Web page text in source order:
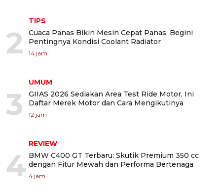
2
TIPS
Cuaca Panas Bikin Mesin Cepat Panas, Begini
Pentingnya Kondisi Coolant Radiator
14 jam
3
UMUM
GIIAS 2026 Sediakan Area Test Ride Motor, Ini
Daftar Merek Motor dan Cara Mengikutinya
12 jam
4
REVIEW
BMW C400 GT Terbaru: Skutik Premium 350 cc
dengan Fitur Mewah dan Performa Bertenaga
4 jam